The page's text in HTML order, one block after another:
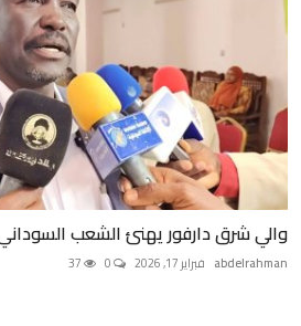
والي شرق دارفور يهنئ الشعب
abdelrahman فبراير 17, 2026